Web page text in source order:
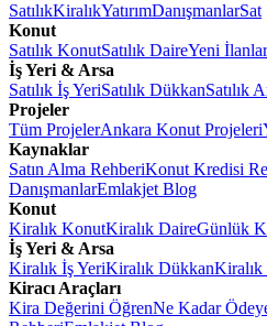
SatılıkKiralıkYatırımDanışmanlarSat
Konut
Satılık KonutSatılık DaireYeni İlanlar
İş Yeri & Arsa
Satılık İş YeriSatılık DükkanSatılık
Projeler
Tüm ProjelerAnkara Konut Projeleri
Kaynaklar
Satın Alma RehberiKonut Kredisi
DanışmanlarEmlakjet Blog
Konut
Kiralık KonutKiralık DaireGünlük
İş Yeri & Arsa
Kiralık İş YeriKiralık DükkanKiralık
Kiracı Araçları
Kira Değerini ÖğrenNe Kadar